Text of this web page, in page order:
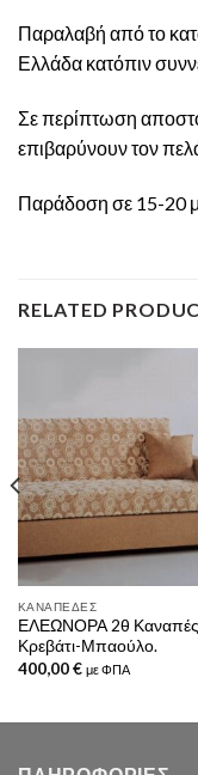
Παραλαβή από το
Ελλάδα κατόπιν
Σε περίπτωση
επιβαρύνουν τον
Παράδοση σε 15-20
RELATED
ΚΑΝΑΠΈΔΕΣ
ΕΛΕΩΝΟΡΑ 2θ Καναπές
Κρεβάτι-Μπαούλο.
400,00€ με ΦΠΑ